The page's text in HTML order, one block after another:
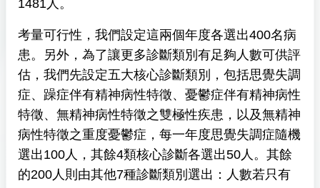
1481人。
考量可行性，我們設定這兩個年度各選出400名病
患。另外，為了讓更多診斷類別有足夠人數可供評
估，我們先設定五大核心診斷類別，包括思覺失調
症、躁症伴有精神病性特徵、憂鬱症伴有精神病性
特徵、無精神病性特徵之雙極性疾患，以及無精神
病性特徵之重度憂鬱症，每一年度思覺失調症隨機
選出100人，其餘4類核心診斷各選出50人。其餘
的200人則由其他7種診斷類別選出：人數若只有